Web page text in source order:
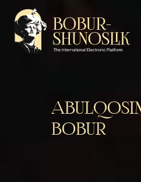
BOBUR